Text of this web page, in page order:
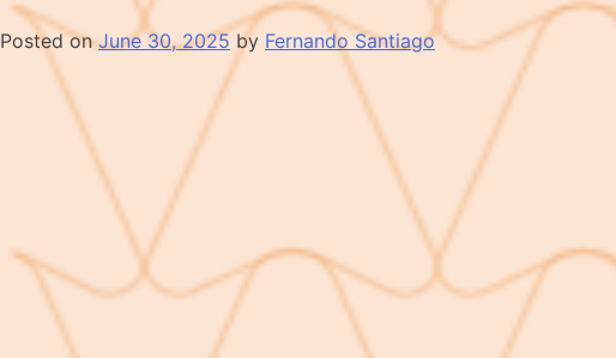
Posted onJune 30, 2025 by Fernando Santiago